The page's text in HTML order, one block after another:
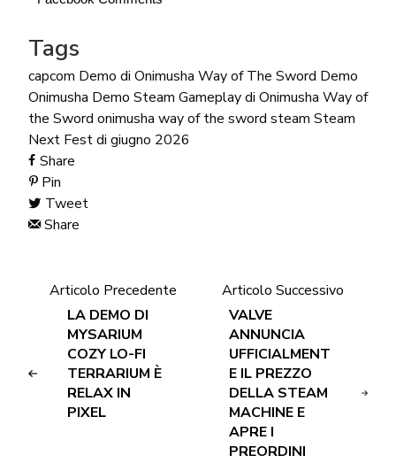
Tags
capcom Demo di Onimusha Way of The Sword Demo
Onimusha Demo Steam Gameplay di Onimusha Way of
the Sword onimusha way of the sword steam Steam
Next Fest di giugno 2026
Share
Pin
Tweet
Share
Articolo Precedente
LA DEMO DI
MYSARIUM
COZY LO-FI
TERRARIUM È
RELAX IN
PIXEL
Articolo Successivo
VALVE
ANNUNCIA
UFFICIALMENT
E IL PREZZO
DELLA STEAM
MACHINE E
APRE I
PREORDINI